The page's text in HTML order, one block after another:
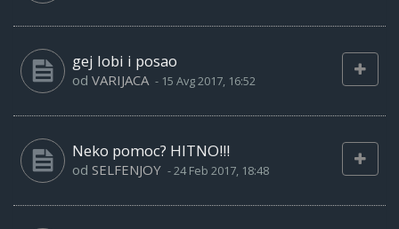
gej lobi i posao
od VARIJACA - 15 Avg 2017, 16:52
Neko pomoc? HITNO!!!
od SELFENJOY -24 Feb 2017, 18:48